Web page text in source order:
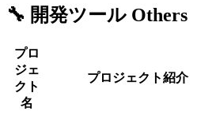
🔧 開発ツール Others
プロ
ジェ
クト
名
プロジェクト紹介